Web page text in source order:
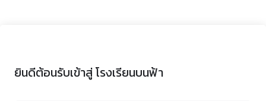
ยินดีต้อนรับเข้าสู่ โรงเรียนบนฟ้า